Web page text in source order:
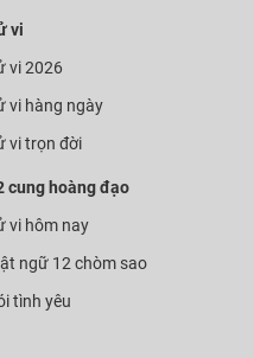
vi
vi 2026
vi hàng ngày
vi trọn đời
cung hoàng đạo
vi hôm nay
ngữ 12 chòm sao
tình yêu